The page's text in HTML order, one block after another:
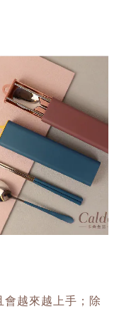
越來越上手；除